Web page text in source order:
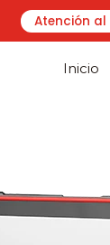
Atención al
Inicio